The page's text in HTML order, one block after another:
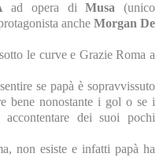
ad opera diMusa (unico
anche Morgan De
le curve e Grazie Roma a
se papà è sopravvissuto
bene nonostante i gol o se i
dei suoi pochi
non esiste e infatti papà ha